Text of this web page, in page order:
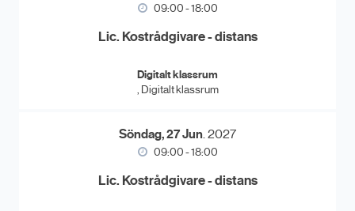
09:00 - 18:00
Lic. Kostrådgivare - distans
Digitalt klassrum
, Digitalt klassrum
Söndag, 27 Jun. 2027
09:00 - 18:00
Lic. Kostrådgivare - distans